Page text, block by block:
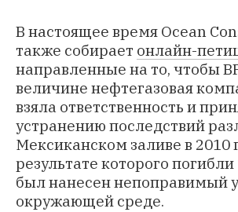
В настоящее время Ocean
также собирает онлайн-
направленные на то, чтобы
величине нефтегазовая
взяла ответственность и
устранению последствий
Мексиканском заливе в 2010
результате которого
был нанесен непоправимый
окружающей среде.